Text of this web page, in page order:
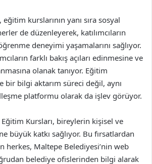
kurslarının yanı sıra sosyal
de düzenleyerek, katılımcıların
deneyimi yaşamalarını sağlıyor.
farklı bakış açıları edinmesine ve
olanak tanıyor. Eğitim
bir bilgi aktarım süreci değil, aynı
platformu olarak da işlev görüyor.
Kursları, bireylerin kişisel ve
büyük katkı sağlıyor. Bu fırsatlardan
herkes, Maltepe Belediyesi’nin web
belediye ofislerinden bilgi alarak